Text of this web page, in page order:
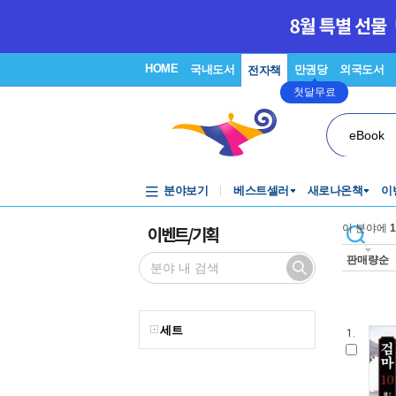
HOME 국내도서 전자책 만권당
첫달무료
외국도서
eBook
분야보기 베스트셀러 새로나온책 이
이벤트/기획
세트
이 분야에
판매량순
1.